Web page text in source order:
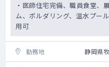
・医師住宅完備、職員食堂、
ム、ボルダリング、温水プー
用可
勤務地 静岡県